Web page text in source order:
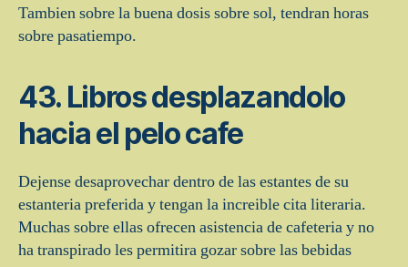
Tambien sobre la buena dosis sobre sol, tendran horas
sobre pasatiempo.
43. Libros desplazandolo
hacia el pelo cafe
Dejense desaprovechar dentro de las estantes de su
estanteria preferida y tengan la increible cita literaria.
Muchas sobre ellas ofrecen asistencia de cafeteria y no
ha transpirado les permitira gozar sobre las bebidas